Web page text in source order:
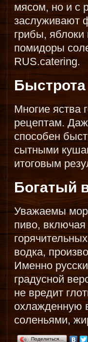
мясом, но и с
заслуживают
грибы,
помидоры
RUS.catering.
Быстрота
Многие яства
рецептам.
способен
сытными
итоговым
Богатый
Уважаемы
пиво,
водка,
Именно
градусной
не вредит
охлажденную
соленьями,
Поделиться…